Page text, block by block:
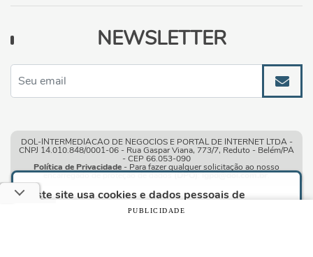
Este site usa cookies e dados pessoais de
acordo com os nossosTermos de Uso e Política
e, ao continuar navegando neste
NEWSLETTER
DOL-INTERMEDIACAO DE NEGOCIOS E PORTAL DE INTERNET LTDA -
CNPJ 14.010.848/0001-06 - Rua Gaspar Viana, 773/7, Reduto - Belém/PA
- CEP 66.053-090
Política de Privacidade - Para fazer qualquer solicitação ao nosso
encarregado de proteção de dados(DPO):lgpd@dol.com.br.
PUBLICIDADE